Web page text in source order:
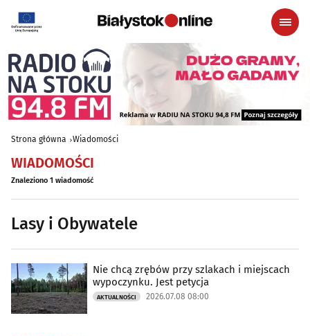
Strona główna Wiadomości
WIADOMOŚCI
Znaleziono 1 wiadomość
Lasy i Obywatele
Nie chcą zrębów przy szlakach i miejscach
wypoczynku. Jest petycja
AKTUALNOŚCI 2026.07.08 08:00